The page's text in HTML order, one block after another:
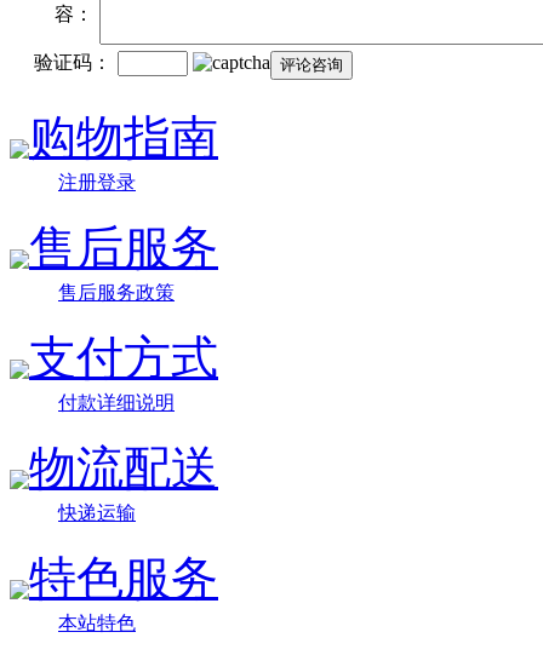
容：
验证码：
购物指南
注册登录
售后服务
售后服务政策
支付方式
付款详细说明
物流配送
快递运输
特色服务
本站特色